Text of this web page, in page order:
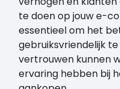
te doen op jouw e-
essentieel om het
gebruiksvriendelijk
vertrouwen kunnen
ervaring hebben bij